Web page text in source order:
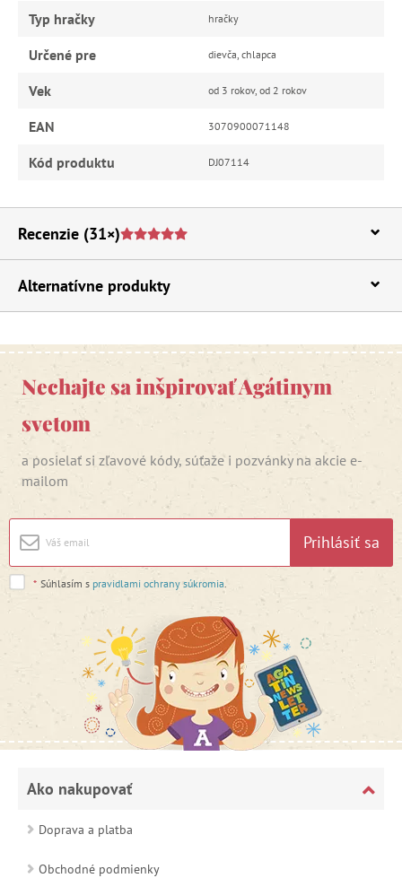
Typ hračky hračky
Určené pre dievča, chlapca
Vek od 3 rokov, od 2 rokov
EAN 3070900071148
Kód produktu DJ07114
Recenzie (31×)
Alternatívne produkty
Nechajte sa inšpirovať Agátinym
svetom
a posielať si zľavové kódy, súťaže i pozvánky na akcie e-
mailom
Prihlásiť sa
* Súhlasím s pravidlami ochrany súkromia
Ako nakupovať
Doprava a platba
Obchodné podmienky